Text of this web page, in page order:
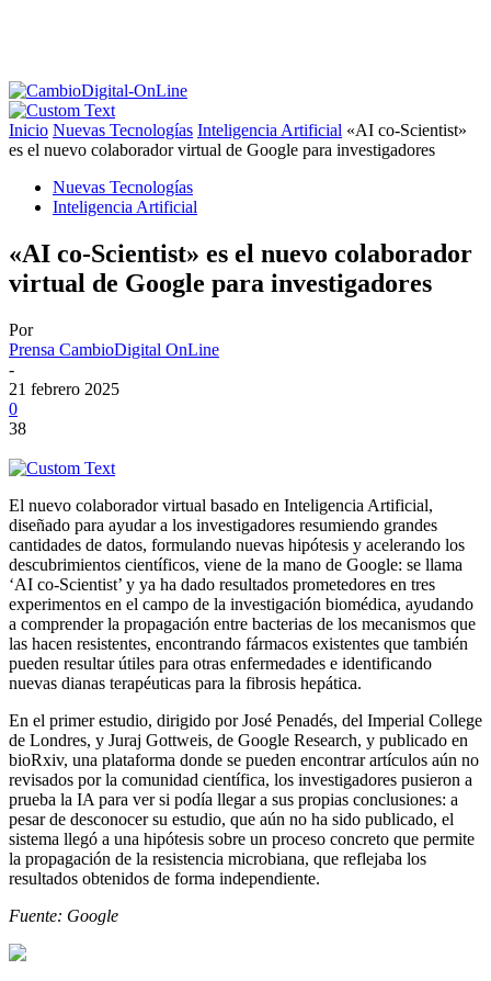
Inicio Nuevas Tecnologías Inteligencia Artificial «AI co-Scientist»
es el nuevo colaborador virtual de Google para investigadores
Nuevas Tecnologías
Inteligencia Artificial
«AI co-Scientist» es el nuevo colaborador
virtual de Google para investigadores
Por
Prensa CambioDigital OnLine
-
21 febrero 2025
0
38
El nuevo colaborador virtual basado en Inteligencia Artificial,
diseñado para ayudar a los investigadores resumiendo grandes
cantidades de datos, formulando nuevas hipótesis y acelerando los
descubrimientos científicos, viene de la mano de Google: se llama
‘AI co-Scientist’ y ya ha dado resultados prometedores en tres
experimentos en el campo de la investigación biomédica, ayudando
a comprender la propagación entre bacterias de los mecanismos que
las hacen resistentes, encontrando fármacos existentes que también
pueden resultar útiles para otras enfermedades e identificando
nuevas dianas terapéuticas para la fibrosis hepática.
En el primer estudio, dirigido por José Penadés, del Imperial College
de Londres, y Juraj Gottweis, de Google Research, y publicado en
bioRxiv, una plataforma donde se pueden encontrar artículos aún no
revisados por la comunidad científica, los investigadores pusieron a
prueba la IA para ver si podía llegar a sus propias conclusiones: a
pesar de desconocer su estudio, que aún no ha sido publicado, el
sistema llegó a una hipótesis sobre un proceso concreto que permite
la propagación de la resistencia microbiana, que reflejaba los
resultados obtenidos de forma independiente.
Fuente: Google